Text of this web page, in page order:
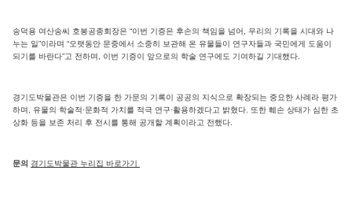
송덕용 여산송씨 호봉공종회장은 “이번 기증은 후손의 책임을 넘어, 우리의 기록을 시대와 나
누는 일”이라며 “오랫동안 문중에서 소중히 보관해 온 유물들이 연구자들과 국민에게 도움이
되기를 바란다”고 전하며, 이번 기증이 앞으로의 학술 연구에도 기여하길 기대했다.
경기도박물관은 이번 기증을 한 가문의 기록이 공공의 지식으로 확장되는 중요한 사례라 평가
하며, 유물의 학술적·문화적 가치를 적극 연구·활용하겠다고 밝혔다. 또한 훼손 상태가 심한 초
상화 등을 보존 처리 후 전시를 통해 공개할 계획이라고 전했다.
문의 경기도박물관 누리집 바로가기